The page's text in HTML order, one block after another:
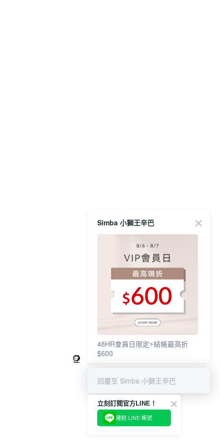
Simba 小獅王辛巴
48HR會員日限定⚡結帳最高折
$600
回覆至 Simba 小獅王辛巴
立刻訂閱官方LINE！
連結 LINE 帳號